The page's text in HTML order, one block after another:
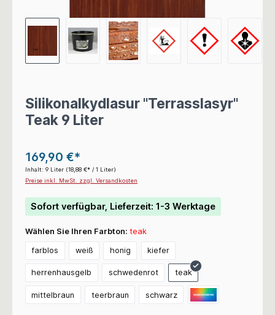
Silikonalkydlasur "Terrasslasyr"
Teak 9 Liter
169,90 €*
Inhalt: 9 Liter (18,88 €* / 1 Liter)
Preise inkl. MwSt. zzgl. Versandkosten
Sofort verfügbar, Lieferzeit: 1-3 Werktage
Wählen Sie Ihren Farbton: teak
farblos weiß honig kiefer
herrenhausgelb schwedenrot teak
mittelbraun teerbraun schwarz